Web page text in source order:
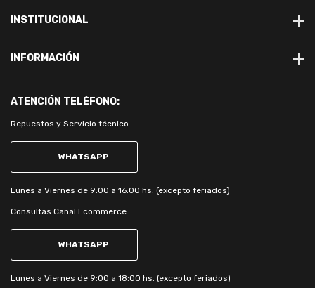
INSTITUCIONAL
INFORMACIÓN
ATENCIÓN TELÉFONO:
Repuestos y Servicio técnico
WHATSAPP
Lunes a Viernes de 9:00 a 16:00 hs. (excepto feriados)
Consultas Canal Ecommerce
WHATSAPP
Lunes a Viernes de 9:00 a 18:00 hs. (excepto feriados)